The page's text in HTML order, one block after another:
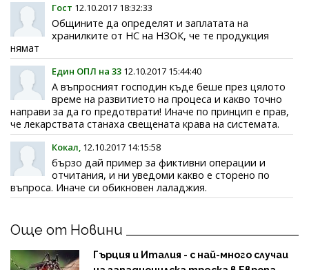
Гост 12.10.2017 18:32:33
Общините да определят и заплатата на
хранилките от НС на НЗОК, че те продукция
нямат
Един ОПЛ на 33 12.10.2017 15:44:40
А въпросният господин къде беше през цялото
време на развитието на процеса и какво точно
направи за да го предотврати! Иначе по принцип е прав,
че лекарствата станаха свещената крава на системата.
Кокал, 12.10.2017 14:15:58
бързо дай пример за фиктивни операции и
отчитания, и ни уведоми какво е сторено по
въпроса. Иначе си обикновен лаладжия.
Още от Новини
Гърция и Италия - с най-много случаи